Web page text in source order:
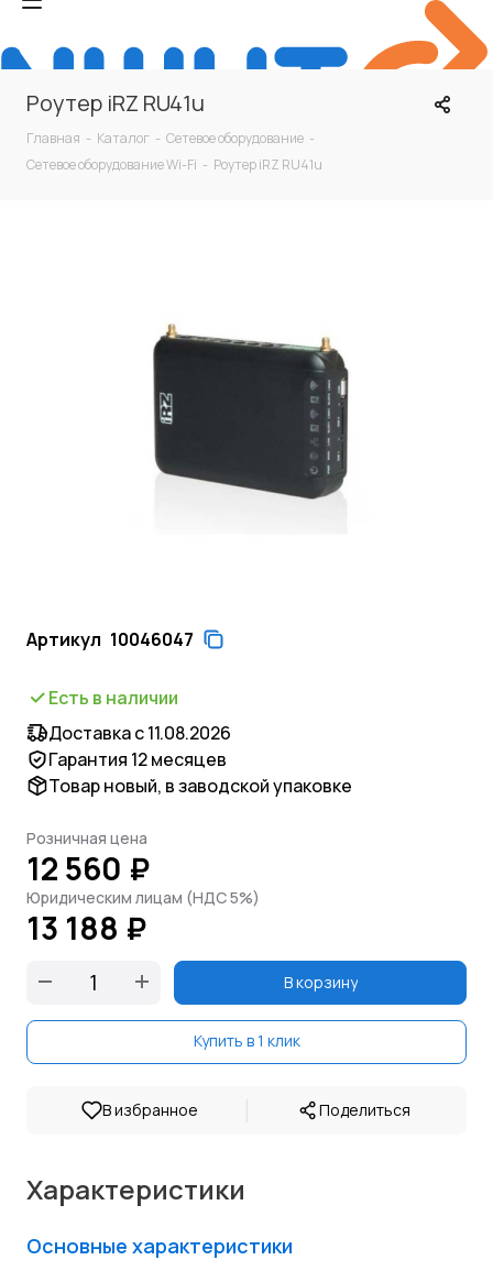
Роутер iRZ RU41u
Главная - Каталог - Сетевое оборудование -
Сетевое оборудование Wi-Fi - Роутер iRZ RU41u
Артикул 10046047
Есть в наличии
Доставка с 11.08.2026
Гарантия 12 месяцев
Товар новый, в заводской упаковке
Розничная цена
12 560 ₽
Юридическим лицам (НДС 5%)
13 188 ₽
В корзину
Купить в 1 клик
В избранное | Поделиться
Характеристики
Основные характеристики